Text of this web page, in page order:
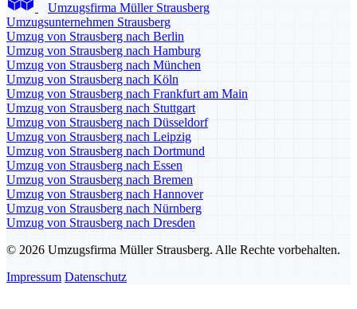
Umzugsfirma Müller Strausberg
Umzugsunternehmen Strausberg
Umzug von Strausberg nach Berlin
Umzug von Strausberg nach Hamburg
Umzug von Strausberg nach München
Umzug von Strausberg nach Köln
Umzug von Strausberg nach Frankfurt am Main
Umzug von Strausberg nach Stuttgart
Umzug von Strausberg nach Düsseldorf
Umzug von Strausberg nach Leipzig
Umzug von Strausberg nach Dortmund
Umzug von Strausberg nach Essen
Umzug von Strausberg nach Bremen
Umzug von Strausberg nach Hannover
Umzug von Strausberg nach Nürnberg
Umzug von Strausberg nach Dresden
© 2026 Umzugsfirma Müller Strausberg. Alle Rechte vorbehalten.
Impressum Datenschutz